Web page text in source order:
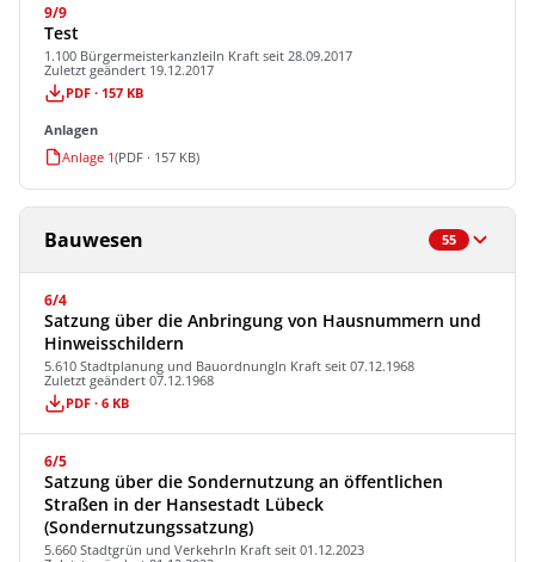
9/9
Test
1.100 BürgermeisterkanzleiIn Kraft seit 28.09.2017
Zuletzt geändert 19.12.2017
PDF · 157 KB
Anlagen
Anlage 1(PDF · 157 KB)
Bauwesen 55
6/4
Satzung über die Anbringung von Hausnummern und
Hinweisschildern
5.610 Stadtplanung und BauordnungIn Kraft seit 07.12.1968
Zuletzt geändert 07.12.1968
PDF · 6 KB
6/5
Satzung über die Sondernutzung an öffentlichen
Straßen in der Hansestadt Lübeck
(Sondernutzungssatzung)
5.660 Stadtgrün und VerkehrIn Kraft seit 01.12.2023